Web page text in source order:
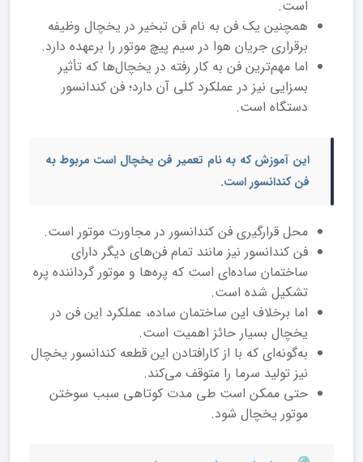
است.
همچنین یک فن به نام فن تبخیر در یخچال وظیفه
برقراری جریان هوا در سیم پیچ موتور را برعهده دارد.
اما مهم‌ترین فن به کار رفته در یخچال‌ها که تأثیر
بسزایی نیز در عملکرد کلی آن دارد؛ فن کندانسور
دستگاه است.
این آموزش که به نام تعمیر فن یخچال است مربوط به
فن کندانسوراست.
محل قرارگیری فن کندانسور در مجاورت موتور است.
فن کندانسور نیز مانند تمام فن‌های دیگر دارای
ساختمان ساده‌ای است که پره‌ها و موتور گرداننده پره
تشکیل شده است.
اما برخلاف این ساختمان ساده، عملکرد این فن در
یخچال بسیار حائز اهمیت است.
به‌گونه‌ای که با از کارافتادن این قطعه کندانسور یخچال
نیز تولید سرما را متوقف می‌کند.
حتی ممکن است طی مدت کوتاهی سبب سوختن
موتور یخچال شود.